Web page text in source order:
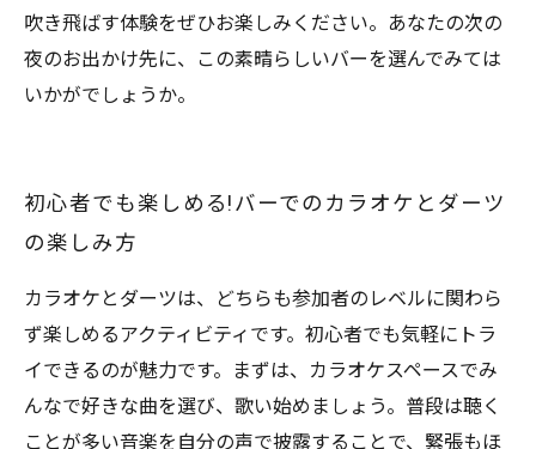
吹き飛ばす体験をぜひお楽しみください。あなたの次の
夜のお出かけ先に、この素晴らしいバーを選んでみては
いかがでしょうか。
初心者でも楽しめる!バーでのカラオケとダーツ
の楽しみ方
カラオケとダーツは、どちらも参加者のレベルに関わら
ず楽しめるアクティビティです。初心者でも気軽にトラ
イできるのが魅力です。まずは、カラオケスペースでみ
んなで好きな曲を選び、歌い始めましょう。普段は聴く
ことが多い音楽を自分の声で披露することで、緊張もほ